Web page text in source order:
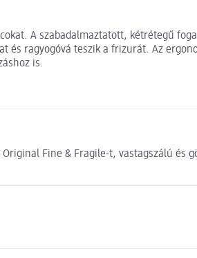
A szabadalmaztatott, kétrétegű
és ragyogóvá teszik a frizurát. Az
is.
Fine & Fragile-t, vastagszálú és